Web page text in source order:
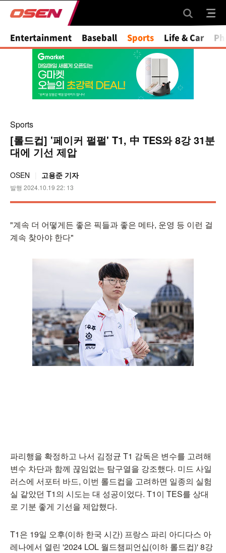
Entertainment Baseball Sports Life & Car
Sports
[롤드컵] '페이커 펄펄' T1, 中 TES와 8강 31분
대에 기선 제압
OSEN 고용준 기자
발행 2024.10.19 22: 13
"계속 더 어떻게든 좋은 픽들과 좋은 메타, 운영 등 이런 걸
계속 찾아야 한다"
파리행을 확정하고 나서 김정균 T1 감독은 변수를 고려해
변수 차단과 함께 끊임없는 탐구열을 강조했다. 미드 사일
러스에 서포터 바드, 이번 롤드컵을 고려하면 일종의 실험
실 같았던 T1의 시도는 대 성공이었다. T1이 TES를 상대
로 기분 좋게 기선을 제압했다.
T1은 19일 오후(이하 한국 시간) 프랑스 파리 아디다스 아
레나에서 열린 '2024 LOL 월드챔피언십(이하 롤드컵)' 8강